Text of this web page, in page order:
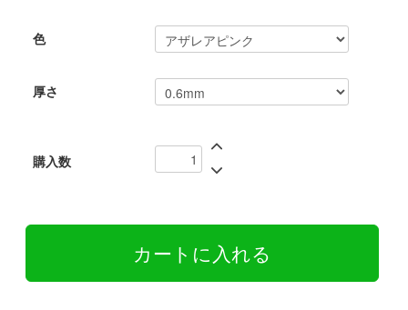
色
厚さ
購入数